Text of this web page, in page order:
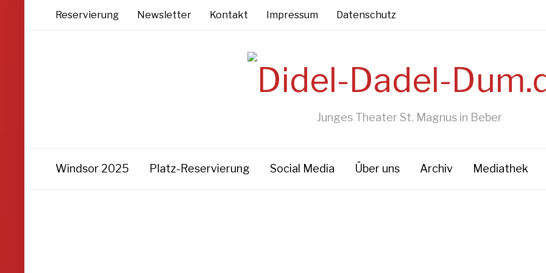
Reservierung Newsletter Kontakt Impressum Datenschutz
Junges Theater St. Magnus in Beber
Windsor 2025 Platz-Reservierung Social Media Über uns Archiv Mediathek